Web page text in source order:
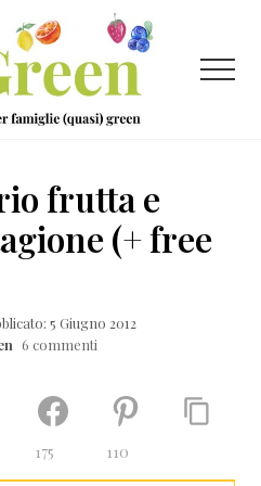
Menu
frutta e
(+ free
5 Giugno 2012
6 commenti
175 110